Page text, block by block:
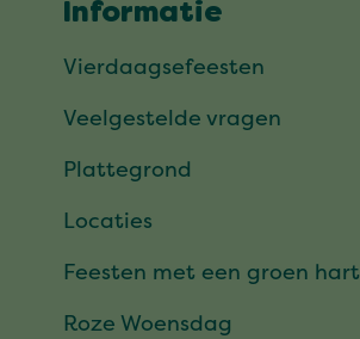
Informatie
Vierdaagsefeesten
Veelgestelde vragen
Plattegrond
Locaties
Feesten met een groen hart
Roze Woensdag